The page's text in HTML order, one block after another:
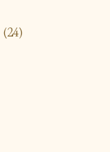
(24)